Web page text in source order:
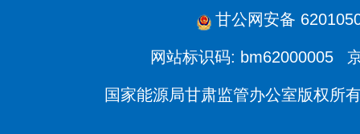
甘公网安备
网站标识码: bm62000005
国家能源局甘肃监管办公室版权所